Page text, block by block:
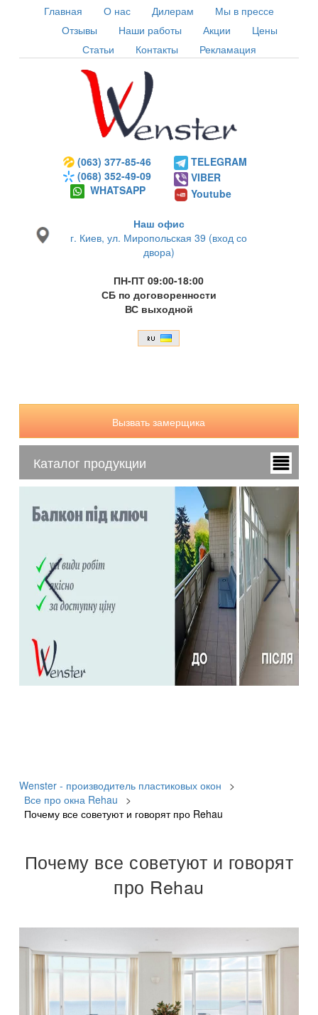
Главная О нас Дилерам
Мы в прессе
Отзывы
Наши работы Акции
Цены
Статьи
Контакты Рекламация
(063) 377-85-46
(068) 352-49-09
WHATSAPP
TELEGRAM
VIBER
Youtube
Наш офис
г. Киев, ул. Миропольская 39 (вход со
двора)
ПН-ПТ 09:00-18:00
СБ по договоренности
ВС выходной
Вызвать замерщика
Каталог продукции
Wenster - производитель пластиковых окон
>
Все про окна Rehau
>
Почему все советуют и говорят про Rehau
Почему все советуют и говорят
про Rehau